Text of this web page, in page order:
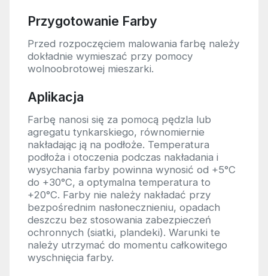
Przygotowanie Farby
Przed rozpoczęciem malowania farbę należy
dokładnie wymieszać przy pomocy
wolnoobrotowej mieszarki.
Aplikacja
Farbę nanosi się za pomocą pędzla lub
agregatu tynkarskiego, równomiernie
nakładając ją na podłoże. Temperatura
podłoża i otoczenia podczas nakładania i
wysychania farby powinna wynosić od +5°C
do +30°C, a optymalna temperatura to
+20°C. Farby nie należy nakładać przy
bezpośrednim nasłonecznieniu, opadach
deszczu bez stosowania zabezpieczeń
ochronnych (siatki, plandeki). Warunki te
należy utrzymać do momentu całkowitego
wyschnięcia farby.